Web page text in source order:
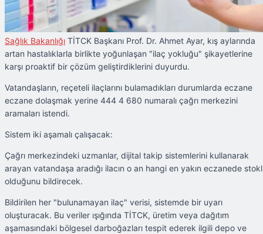
Sağlık Bakanlığı TİTCK Başkanı Prof. Dr. Ahmet Ayar, kış aylarında
artan hastalıklarla birlikte yoğunlaşan "ilaç yokluğu" şikayetlerine
karşı proaktif bir çözüm geliştirdiklerini duyurdu.
Vatandaşların, reçeteli ilaçlarını bulamadıkları durumlarda eczane
eczane dolaşmak yerine 444 4 680 numaralı çağrı merkezini
aramaları istendi.
Sistem iki aşamalı çalışacak:
Çağrı merkezindeki uzmanlar, dijital takip sistemlerini kullanarak
arayan vatandaşa aradığı ilacın o an hangi en yakın eczanede
olduğunu bildirecek.
Bildirilen her "bulunamayan ilaç" verisi, sistemde bir uyarı
oluşturacak. Bu veriler ışığında TİTCK, üretim veya dağıtım
aşamasındaki bölgesel darboğazları tespit ederek ilgili depo ve